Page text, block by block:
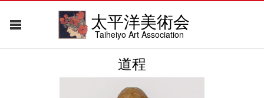
太平洋美術会
Taiheiyo Art Association
道程